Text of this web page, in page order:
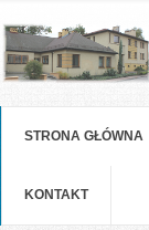
STRONA GŁÓWNA
KONTAKT